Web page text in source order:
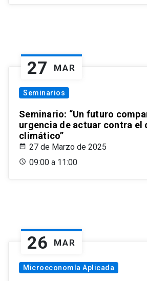
27 MAR
Seminarios
Seminario: “Un futuro
urgencia de actuar contra el
climático”
27 de Marzo de 2025
09:00 a 11:00
26 MAR
Microeconomía Aplicada